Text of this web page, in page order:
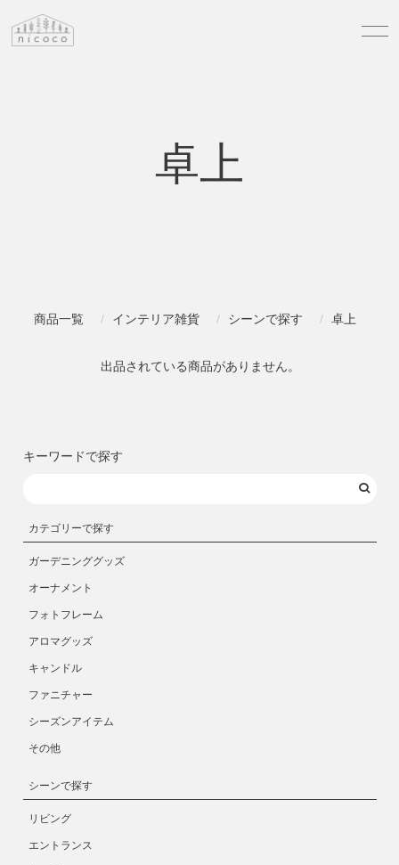
卓上
商品一覧 インテリア雑貨 シーンで探す 卓上
出品されている商品がありません。
キーワードで探す
カテゴリーで探す
ガーデニンググッズ
オーナメント
フォトフレーム
アロマグッズ
キャンドル
ファニチャー
シーズンアイテム
その他
シーンで探す
リビング
エントランス